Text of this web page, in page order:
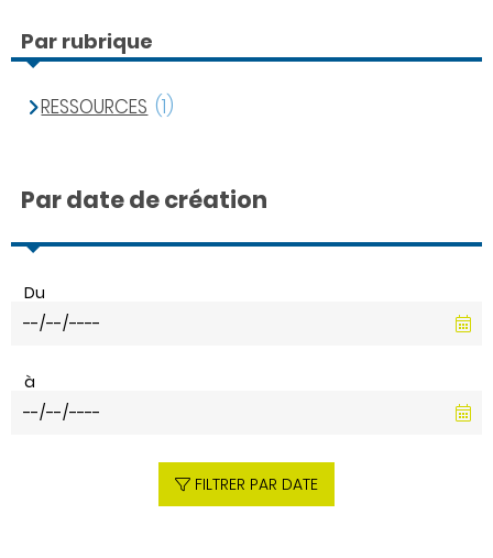
Par rubrique
RESSOURCES (1)
Par date de création
Du
à
FILTRER PAR DATE